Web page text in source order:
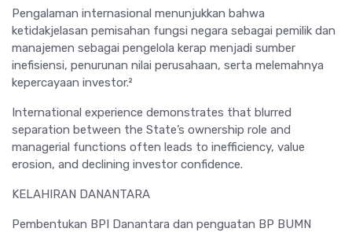
Pengalaman internasional menunjukkan bahwa
ketidakjelasan pemisahan fungsi negara sebagai pemilik dan
manajemen sebagai pengelola kerap menjadi sumber
inefisiensi, penurunan nilai perusahaan, serta melemahnya
kepercayaan investor.²
International experience demonstrates that blurred
separation between the State’s ownership role and
managerial functions often leads to inefficiency, value
erosion, and declining investor confidence.
KELAHIRAN DANANTARA
Pembentukan BPI Danantara dan penguatan BP BUMN